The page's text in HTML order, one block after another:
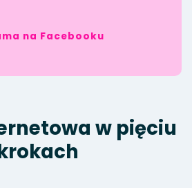
na Facebooku
w pięciu